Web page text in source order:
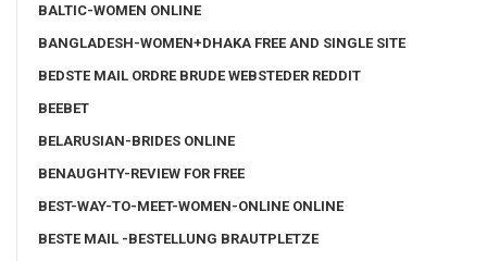
BALTIC-WOMEN ONLINE
BANGLADESH-WOMEN+DHAKA FREE AND SINGLE SITE
BEDSTE MAIL ORDRE BRUDE WEBSTEDER REDDIT
BEEBET
BELARUSIAN-BRIDES ONLINE
BENAUGHTY-REVIEW FOR FREE
BEST-WAY-TO-MEET-WOMEN-ONLINE ONLINE
BESTE MAIL -BESTELLUNG BRAUTPLETZE